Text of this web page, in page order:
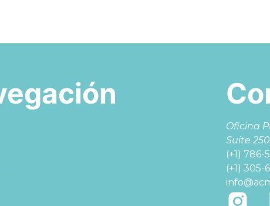
Oficina
Suite
(+1) 786-
(+1) 305-